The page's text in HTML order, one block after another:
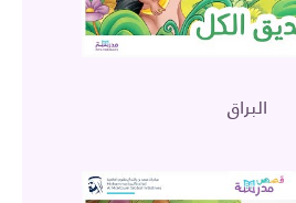
البراق